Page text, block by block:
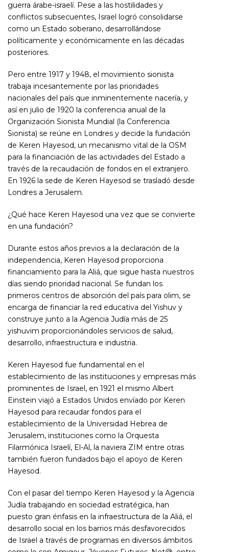
guerra árabe-israelí. Pese a las hostilidades y
conflictos subsecuentes, Israel logró consolidarse
como un Estado soberano, desarrollándose
políticamente y económicamente en las décadas
posteriores.
Pero entre 1917 y 1948, el movimiento sionista
trabaja incesantemente por las prioridades
nacionales del país que inminentemente nacería, y
así en julio de 1920 la conferencia anual de la
Organización Sionista Mundial (la Conferencia
Sionista) se reúne en Londres y decide la fundación
de Keren Hayesod, un mecanismo vital de la OSM
para la financiación de las actividades del Estado a
través de la recaudación de fondos en el extranjero.
En 1926 la sede de Keren Hayesod se trasladó desde
Londres a Jerusalem.
¿Qué hace Keren Hayesod una vez que se convierte
en una fundación?
Durante estos años previos a la declaración de la
independencia, Keren Hayesod proporciona
financiamiento para la Aliá, que sigue hasta nuestros
días siendo prioridad nacional. Se fundan los
primeros centros de absorción del país para olim, se
encarga de financiar la red educativa del Yishuv y
construye junto a la Agencia Judía más de 25
yishuvim proporcionándoles servicios de salud,
desarrollo, infraestructura e industria.
Keren Hayesod fue fundamental en el
establecimiento de las instituciones y empresas más
prominentes de Israel, en 1921 el mismo Albert
Einstein viajó a Estados Unidos envíado por Keren
Hayesod para recaudar fondos para el
establecimiento de la Universidad Hebrea de
Jerusalem, instituciones como la Orquesta
Filarmónica Israelí, El-Al, la naviera ZIM entre otras
también fueron fundados bajo el apoyo de Keren
Hayesod.
Con el pasar del tiempo Keren Hayesod y la Agencia
Judía trabajando en sociedad estratégica, han
puesto gran énfasis en la infraestructura de la Aliá, el
desarrollo social en los barrios más desfavorecidos
de Israel a través de programas en diversos ámbitos